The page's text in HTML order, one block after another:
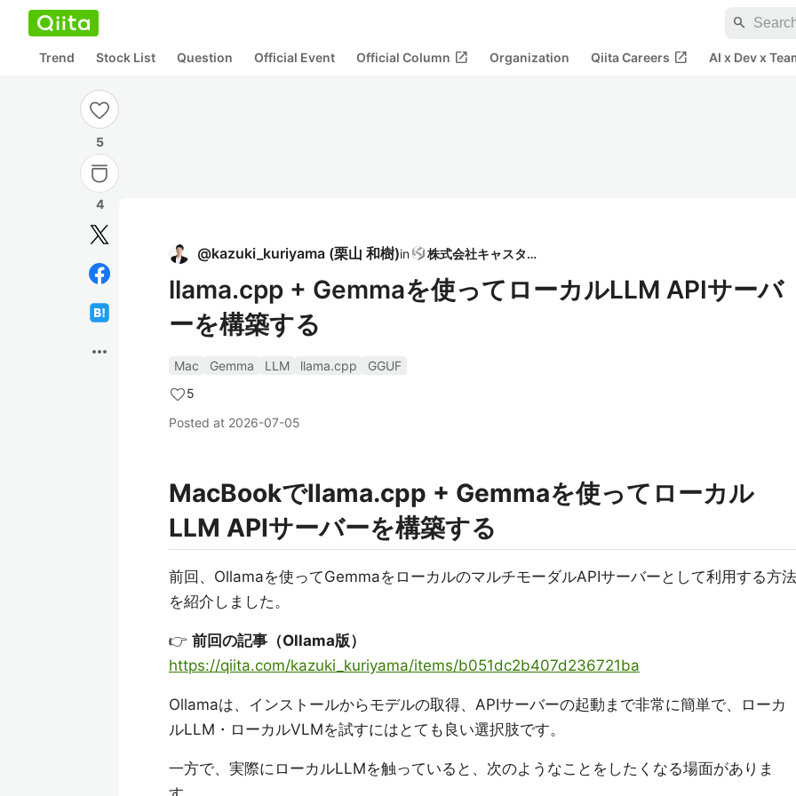
search
Trend Stock List Question Official Event Official Column open_in_new Organization Qiita Careers open_in_new AI x Dev x
5
4
more_horiz
@kazuki_kuriyama (栗山 和樹)in 株式会社キャスタル
llama.cpp + Gemmaを使ってローカルLLM APIサーバ
ーを構築する
Mac Gemma LLM llama.cpp
GGUF
5
Posted at 2026-07-05
MacBookでllama.cpp + Gemmaを使ってローカル
LLM APIサーバーを構築する
前回、Ollamaを使ってGemmaをローカルのマルチモーダルAPIサーバーとして利用する方法
を紹介しました。
👉 前回の記事（Ollama版）
https://qiita.com/kazuki_kuriyama/items/b051dc2b407d236721ba
Ollamaは、インストールからモデルの取得、APIサーバーの起動まで非常に簡単で、ローカ
ルLLM・ローカルVLMを試すにはとても良い選択肢です。
一方で、実際にローカルLLMを触っていると、次のようなことをしたくなる場面がありま